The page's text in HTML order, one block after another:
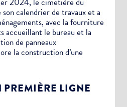
calendrier de travaux et a
avec la fourniture
accueillant le bureau et la
de panneaux
la construction d’une
PREMIÈRE LIGNE